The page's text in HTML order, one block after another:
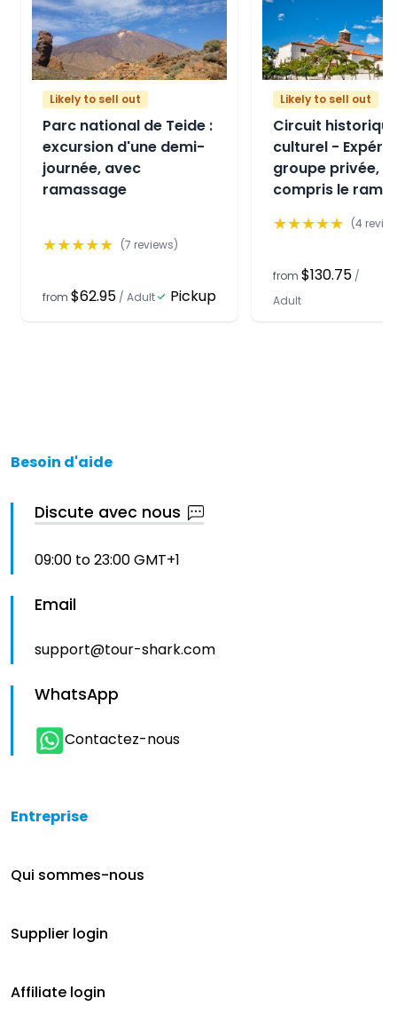
Likely to sell out
Parc national de Teide :
excursion d'une demi-
journée, avec
ramassage
★★★★★ (7 reviews)
from $62.95 / Adult Pickup
Likely to sell out
Circuit
culturel -
groupe privée, y
compris le
★★★★★ (4
from $130.75 /
Adult
Besoin d'aide
Discute avec nous
09:00 to 23:00 GMT+1
Email
support@tour-shark.com
WhatsApp
Contactez-nous
Entreprise
Qui sommes-nous
Supplier login
Affiliate login